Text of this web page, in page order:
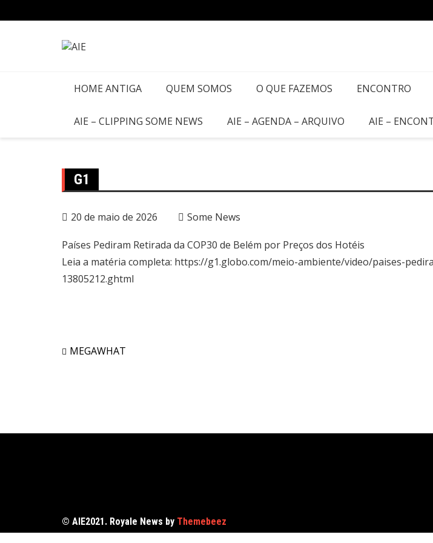
HOME ANTIGA QUEM SOMOS O QUE FAZEMOS ENCONTRO
AIE – CLIPPING SOME NEWS AIE – AGENDA – ARQUIVO AIE –
G1
20 de maio de 2026 Some News
Países Pediram Retirada da COP30 de Belém por Preços dos Hotéis
Leia a matéria completa: https://g1.globo.com/meio-ambiente/video/paises-
13805212.ghtml
MEGAWHAT
© AIE2021. Royale News by Themebeez